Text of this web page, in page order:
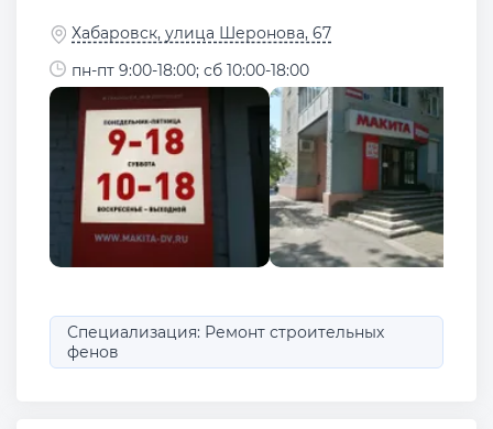
Хабаровск, улица Шеронова, 67
пн-пт 9:00-18:00; сб 10:00-18:00
Специализация: Ремонт строительных
фенов